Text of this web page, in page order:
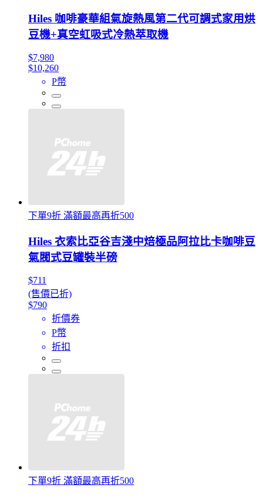
Hiles 咖啡豪華組氣旋熱風第二代可調式家用烘
豆機+真空虹吸式冷熱萃取機
$7,980
$10,260
P幣
下單9折 滿額最高再折500
Hiles 衣索比亞谷吉淺中焙極品阿拉比卡咖啡豆
氣閥式豆罐裝半磅
$711
(售價已折)
$790
折價券
P幣
折扣
下單9折 滿額最高再折500